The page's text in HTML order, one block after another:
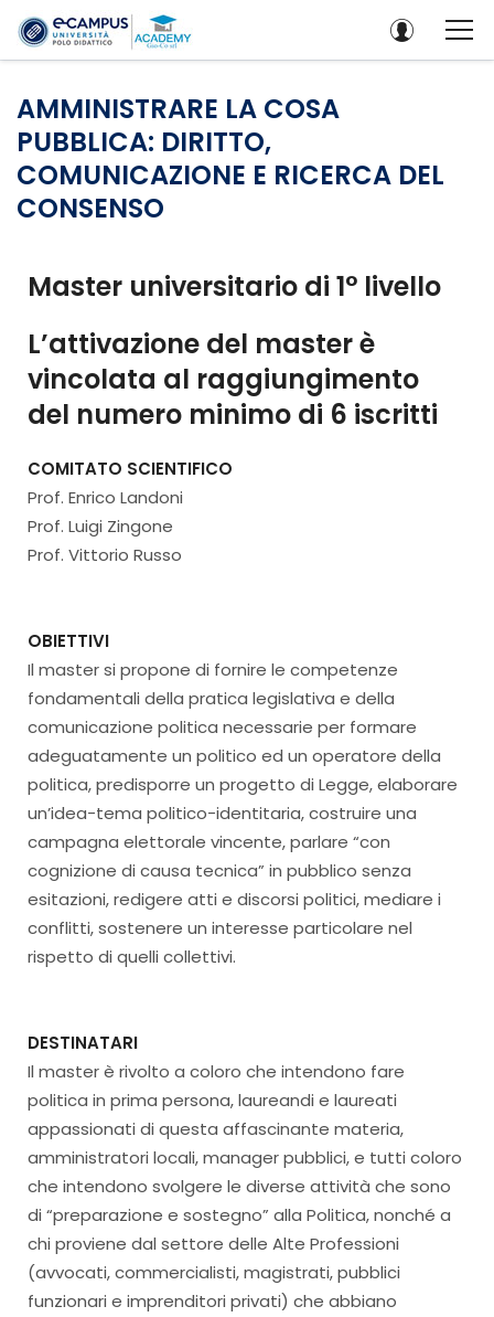
AMMINISTRARE LA COSA
PUBBLICA: DIRITTO,
COMUNICAZIONE E RICERCA DEL
CONSENSO
Master universitario di 1° livello
L’attivazione del master è
vincolata al raggiungimento
del numero minimo di 6 iscritti
COMITATO SCIENTIFICO
Prof. Enrico Landoni
Prof. Luigi Zingone
Prof. Vittorio Russo
OBIETTIVI
Il master si propone di fornire le competenze
fondamentali della pratica legislativa e della
comunicazione politica necessarie per formare
adeguatamente un politico ed un operatore della
politica, predisporre un progetto di Legge, elaborare
un’idea-tema politico-identitaria, costruire una
campagna elettorale vincente, parlare “con
cognizione di causa tecnica” in pubblico senza
esitazioni, redigere atti e discorsi politici, mediare i
conflitti, sostenere un interesse particolare nel
rispetto di quelli collettivi.
DESTINATARI
Il master è rivolto a coloro che intendono fare
politica in prima persona, laureandi e laureati
appassionati di questa affascinante materia,
amministratori locali, manager pubblici, e tutti coloro
che intendono svolgere le diverse attività che sono
di “preparazione e sostegno” alla Politica, nonché a
chi proviene dal settore delle Alte Professioni
(avvocati, commercialisti, magistrati, pubblici
funzionari e imprenditori privati) che abbiano